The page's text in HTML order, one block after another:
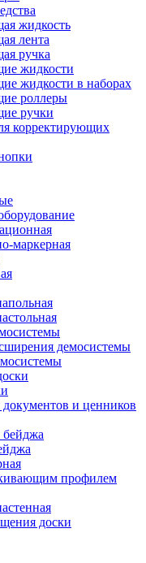
жидкость
лента
ручка
жидкости
жидкости в наборах
роллеры
ручки
корректирующих
маркерная
демосистемы
документов и ценников
бейджа
профилем
доски